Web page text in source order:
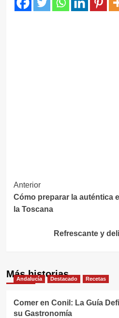
Navegación
de
Anterior
Cómo preparar la auténtica
la Toscana
Refrescante y
Más historias
Andalucía Destacado Recetas
Comer en Conil: La Guía
su Gastronomía